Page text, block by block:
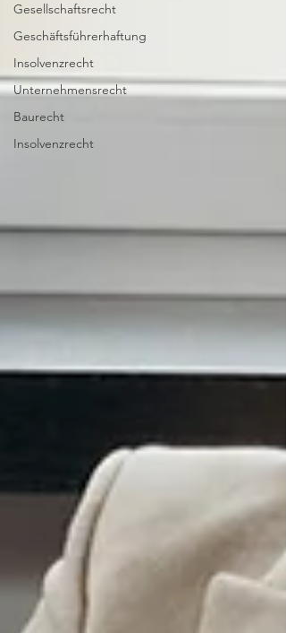
Gesellschaftsrecht
Geschäftsführerhaftung
Insolvenzrecht
Unternehmensrecht
Baurecht
Insolvenzrecht